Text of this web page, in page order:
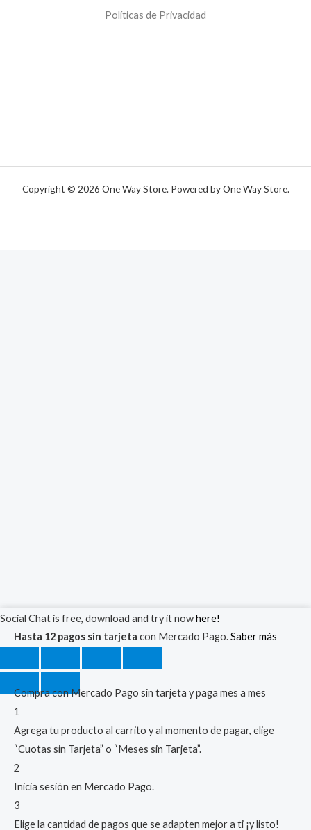
Políticas de Privacidad
Copyright © 2026 One Way Store. Powered by One Way Store.
Hasta 12 pagos sin tarjeta con Mercado Pago.Saber más
Compra con Mercado Pago sin tarjeta y paga mes a mes
1
Agrega tu producto al carrito y al momento de pagar, elige
“Cuotas sin Tarjeta” o “Meses sin Tarjeta”.
2
Inicia sesión en Mercado Pago.
3
Elige la cantidad de pagos que se adapten mejor a ti ¡y listo!
Soporte
Cargador
P/
Auto
Rejilla
360º
Universal
cantidad
Social Chat is free, download and try it nowhere!